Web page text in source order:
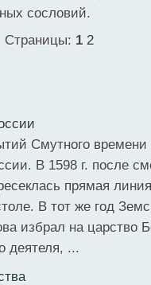
сословий.
Страницы: 1 2
Смутного времени
В 1598 г. после
прямая
В тот же год
избрал на царство
деятеля, ...